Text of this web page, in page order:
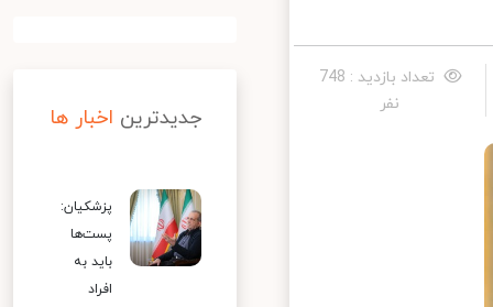
تعداد بازدید : 748
نفر
جدیدترین اخبار ها
پزشکیان:
پست‌ها
باید به
افراد